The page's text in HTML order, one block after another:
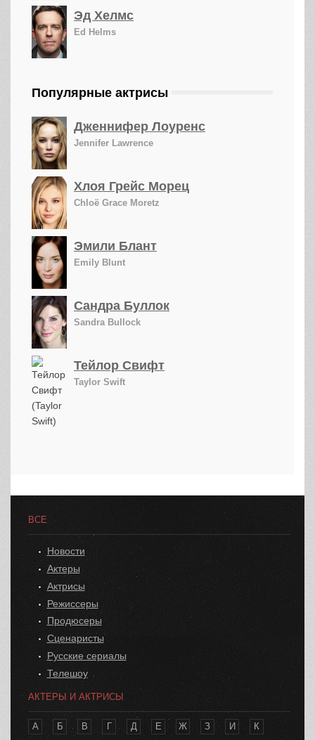
Эд Хелмс
Ed Helms
Популярные актрисы
Дженнифер Лоуренс
Jennifer Lawrence
Хлоя Грейс Морец
Chloë Grace Moretz
Эмили Блант
Emily Blunt
Сандра Буллок
Sandra Bullock
Тейлор Свифт
Taylor Swift
ВСЕ
Новости
Актеры
Актрисы
Режиссеры
Продюсеры
Сценаристы
Русские сериалы
Телешоу
АКТЕРЫ И АКТРИСЫ
А Б В Г Д Е Ж З И К